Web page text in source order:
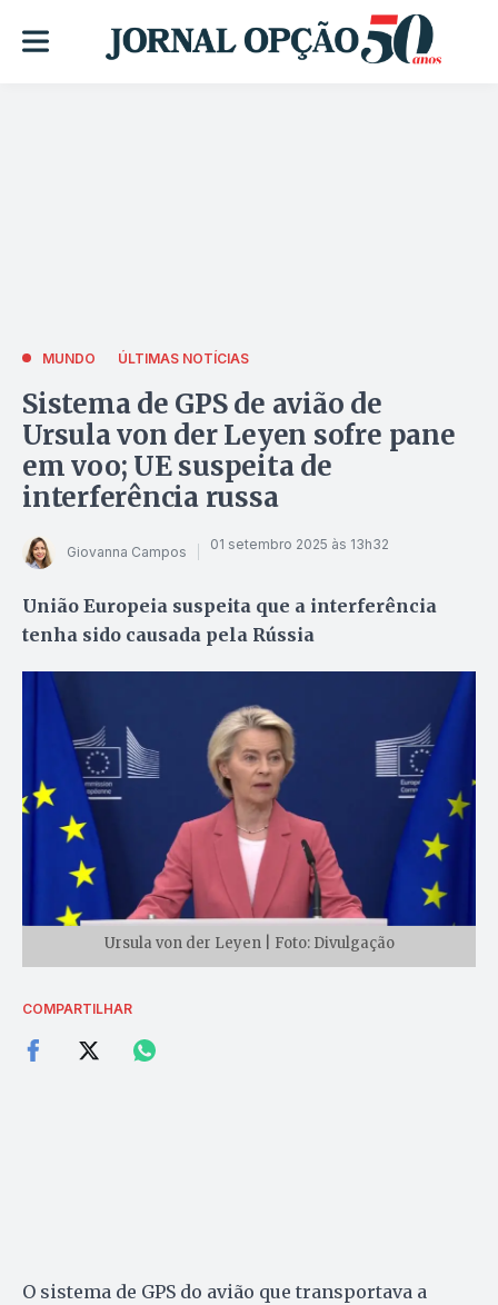
MUNDO ÚLTIMAS NOTÍCIAS
Sistema de GPS de avião de
Ursula von der Leyen sofre pane
em voo; UE suspeita de
interferência russa
Giovanna Campos 01 setembro 2025 às 13h32
União Europeia suspeita que a interferência
tenha sido causada pela Rússia
Ursula von der Leyen | Foto: Divulgação
COMPARTILHAR
O sistema de GPS do avião que transportava a